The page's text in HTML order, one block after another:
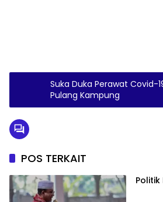
Suka Duka Perawat Covid-
Pulang Kampung
POS TERKAIT